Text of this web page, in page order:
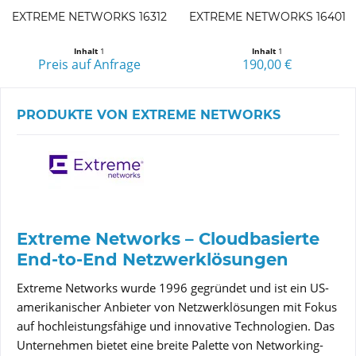
EXTREME NETWORKS 16312
Inhalt 1
Preis auf Anfrage
EXTREME NETWORKS 16401
Inhalt 1
190,00 €
PRODUKTE VON EXTREME NETWORKS
Extreme Networks – Cloudbasierte
End-to-End Netzwerklösungen
Extreme Networks wurde 1996 gegründet und ist ein US-
amerikanischer Anbieter von Netzwerklösungen mit Fokus
auf hochleistungsfähige und innovative Technologien. Das
Unternehmen bietet eine breite Palette von Networking-